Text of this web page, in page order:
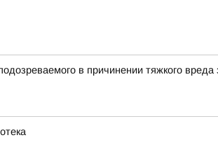
в причинении тяжкого